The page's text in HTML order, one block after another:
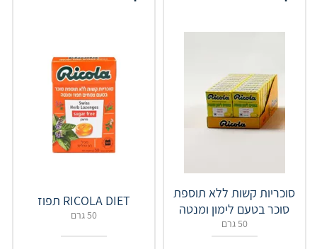
סוכריות קשות ללא תוספת
סוכר בטעם לימון ומנטה
50 גרם
RICOLA DIET תפוז
50 גרם